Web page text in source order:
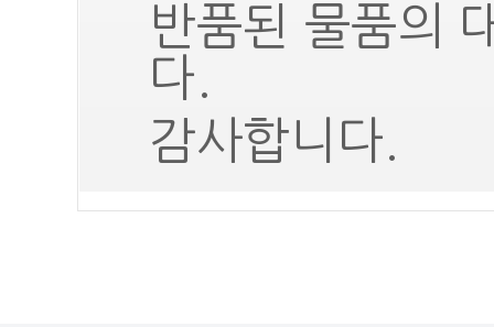
반품된 물품의
다.
감사합니다.